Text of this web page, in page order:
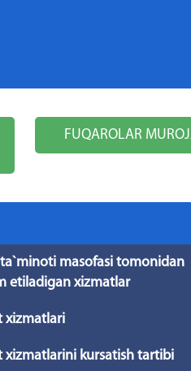
FUQAROLAR
masofasi tomonidan
etiladigan xizmatlar
xizmatlari
xizmatlarini kursatish tartibi